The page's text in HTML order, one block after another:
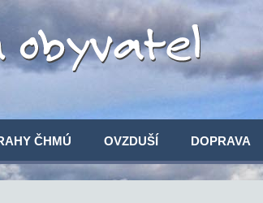
ČHMÚ OVZDUŠÍ DOPRAVA